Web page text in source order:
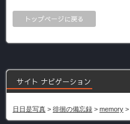
トップページに戻る
サイト ナビゲーション
日日是写真 > 徘徊の備忘録 > memory >